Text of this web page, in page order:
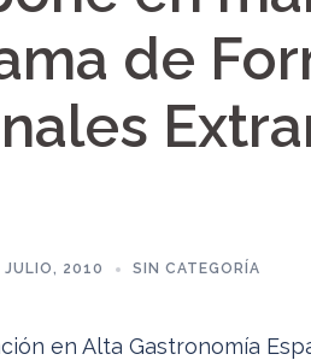
de
JULIO, 2010 SIN CATEGORÍA
en Alta Gastronomía